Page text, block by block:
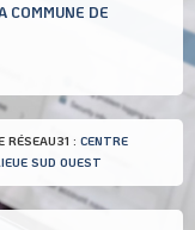
COMMUNE DE
RÉSEAU31 : CENTRE
SUD OUEST